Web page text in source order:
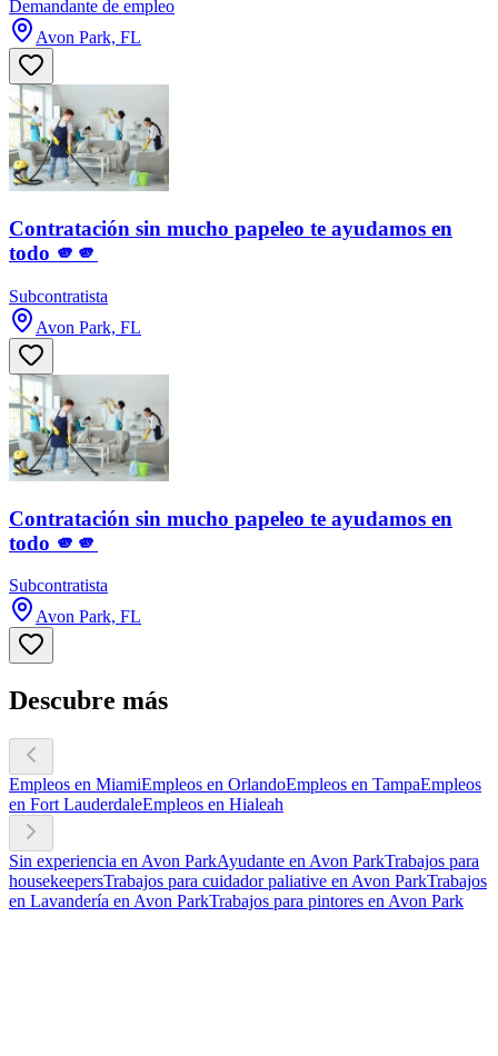
Demandante de empleo
Avon Park, FL
Contratación sin mucho papeleo te ayudamos en
todo 🫵🫵
Subcontratista
Avon Park, FL
Contratación sin mucho papeleo te ayudamos en
todo 🫵🫵
Subcontratista
Avon Park, FL
Descubre más
Empleos en MiamiEmpleos en OrlandoEmpleos en TampaEmpleos
en Fort LauderdaleEmpleos en Hialeah
Sin experiencia en Avon ParkAyudante en Avon ParkTrabajos para
housekeepersTrabajos para cuidador paliative en Avon ParkTrabajos
en Lavandería en Avon ParkTrabajos para pintores en Avon Park